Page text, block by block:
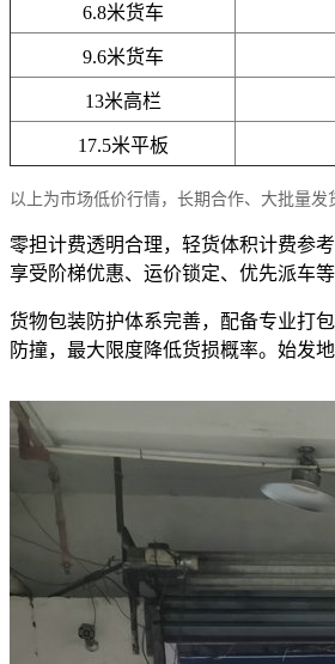
6.8米货车
9.6米货车
13米高栏
17.5米平板
以上为市场低价行情，长期合作、大批量发
零担计费透明合理，轻货体积计费参
享受阶梯优惠、运价锁定、优先派车
货物包装防护体系完善，配备专业打
防撞，最大限度降低货损概率。始发